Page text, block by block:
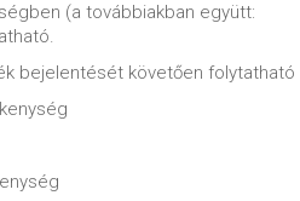
(a továbbiakban együtt:
bejelentését követően folytatható